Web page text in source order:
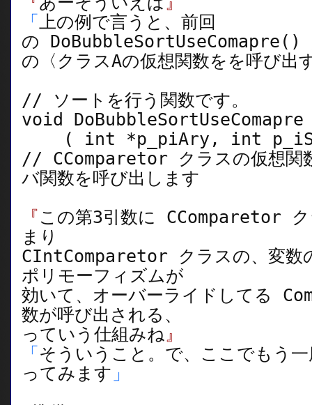
「上の例で言うと、前回
の DoBubbleSortUseComapre()
の〈クラスAの仮想関数をを呼び出
// ソートを行う関数です。
void DoBubbleSortUseComapre
( int *p_piAry, int
// CComparetor クラスの仮想関
バ関数を呼び出します
『この第3引数に CComparetor ク
まり
CIntComparetor クラスの、変数
ポリモーフィズムが
効いて、オーバーライドしてる
数が呼び出される、
っていう仕組みね』
「そういうこと。で、ここでもう
ってみます 」